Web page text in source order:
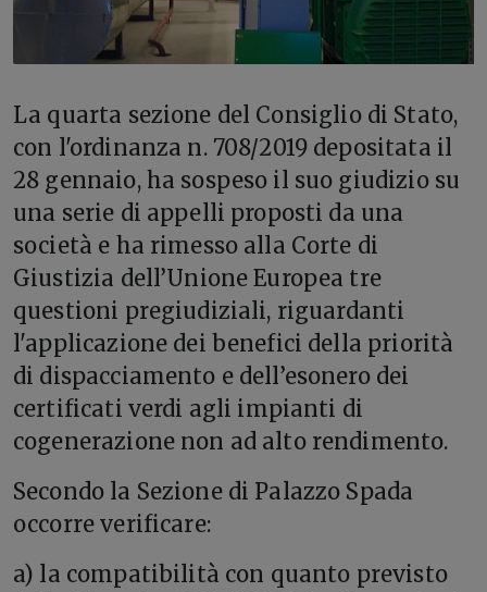
La quarta sezione del Consiglio di Stato,
con l'ordinanza n. 708/2019 depositata il
28 gennaio, ha sospeso il suo giudizio su
una serie di appelli proposti da una
società e ha rimesso alla Corte di
Giustizia dell’Unione Europea tre
questioni pregiudiziali, riguardanti
l'applicazione dei benefici della priorità
di dispacciamento e dell’esonero dei
certificati verdi agli impianti di
cogenerazione non ad alto rendimento.
Secondo la Sezione di Palazzo Spada
occorre verificare:
a) la compatibilità con quanto previsto